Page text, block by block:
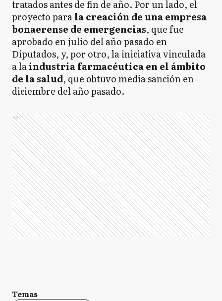
tratados antes de fin de año. Por un lado, el
proyecto parala creación de una empresa
bonaerense de emergencias, que fue
aprobado en julio del año pasado en
Diputados, y, por otro, la iniciativa vinculada
a laindustria farmacéutica en el ámbito
de la salud, que obtuvo media sanción en
diciembre del año pasado.
Ads
Temas